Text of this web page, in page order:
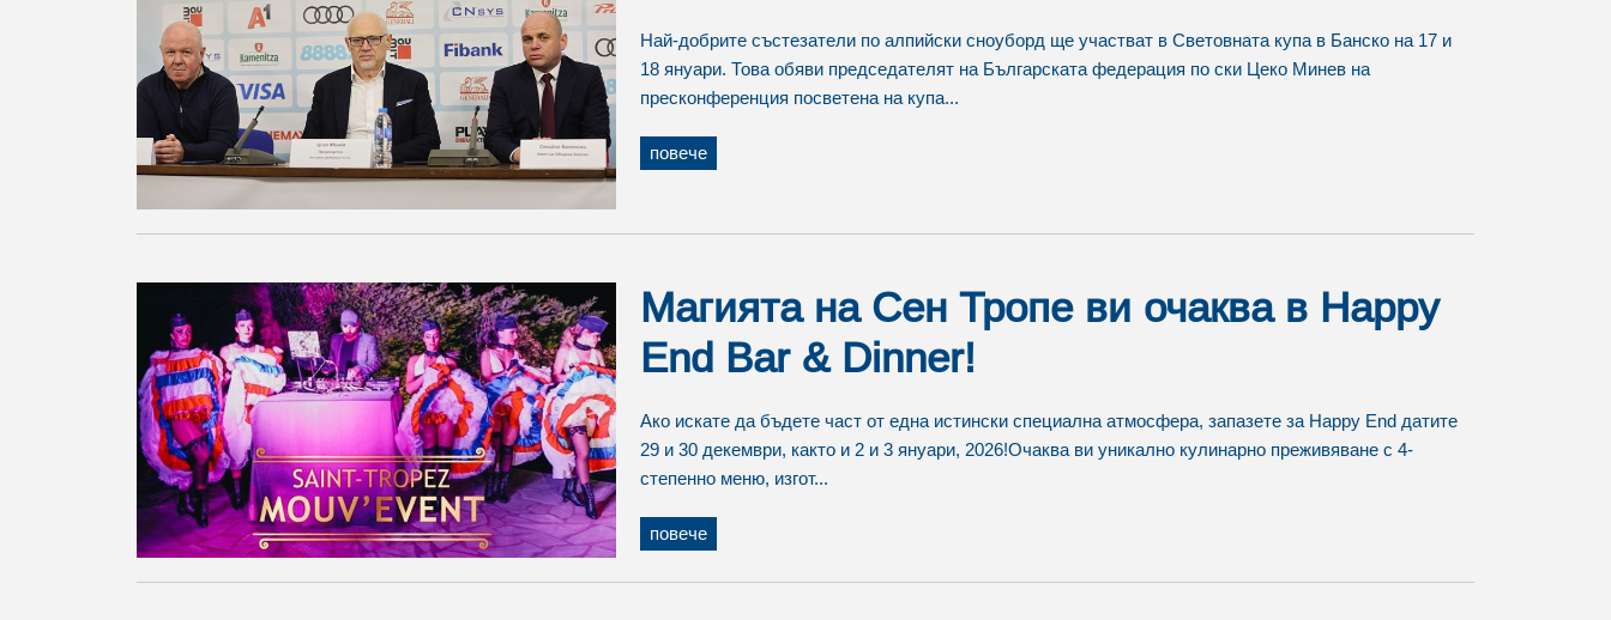
Най-добрите състезатели по алпийски сноуборд ще участват в Световната купа в Банско на 17 и
18 януари. Това обяви председателят на Българската федерация по ски Цеко Минев на
пресконференция посветена на купа...
повече
Магията на Сен Тропе ви очаква в Happy
End Bar & Dinner!
Ако искате да бъдете част от една истински специална атмосфера, запазете за Happy End датите
29 и 30 декември, както и 2 и 3 януари, 2026!Очаква ви уникално кулинарно преживяване с 4-
степенно меню, изгот...
повече